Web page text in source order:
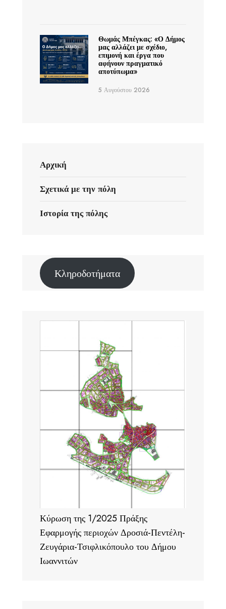
Θωμάς Μπέγκας: «Ο Δήμος
μας αλλάζει με σχέδιο,
επιμονή και έργα που
αφήνουν πραγματικό
αποτύπωμα»
5 Αυγούστου 2026
Αρχική
Σχετικά με την πόλη
Ιστορία της πόλης
Κληροδοτήματα
Κύρωση της 1/2025 Πράξης
Εφαρμογής περιοχών Δροσιά-Πεντέλη-
Ζευγάρια-Τσιφλικόπουλο του Δήμου
Ιωαννιτών